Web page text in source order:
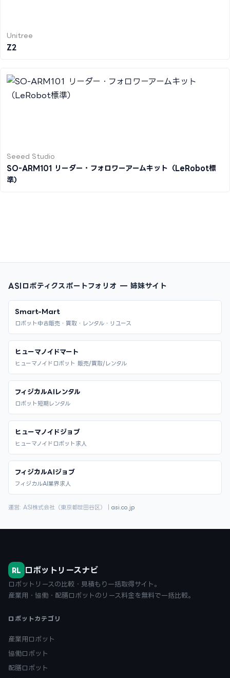
Unitree
Z2
Seeed Studio
SO-ARM101 リーダー・フォロワーアームキット（LeRobot標
準）
ASIロボティクスポートフォリオ — 姉妹サイト
Smart-Mart
ロボット中古販売・買取・レンタル・リユース
ヒューマノイドマート
ヒューマノイドロボット 販売/買取/レンタル
フィジカルAIレンタル
ロボット短期レンタル
ヒューマノイドジョブ
ヒューマノイドロボット求人
フィジカルAIジョブ
フィジカルAI業界求人
運営: ASI株式会社（東京都世田谷区）｜ asi.co.jp
RL ロボットリースナビ
ロボットリースの比較・見積もり一括取得サイト。
産業用・協働・配膳ロボットのリース料金を無料で一括比較。
ロボットカテゴリ
産業用ロボット
協働ロボット
配膳ロボット